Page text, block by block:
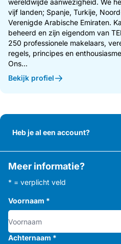
wereldwijde aanwezigheid. We
vijf landen; Spanje, Turkije,
Verenigde Arabische Emiraten.
beheerd en zijn eigendom van
250 professionele makelaars,
regels, principes en
Ons...
Bekijk profiel
Heb je al een account?
Meer informatie?
* = verplicht veld
Voornaam *
Achternaam *